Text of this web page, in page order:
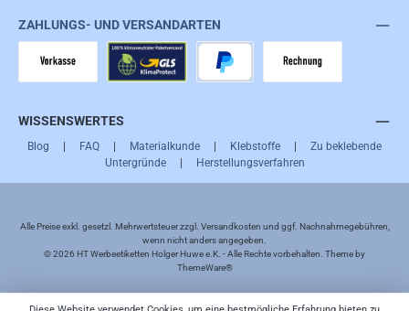
ZAHLUNGS- UND VERSANDARTEN
WISSENSWERTES
Blog | FAQ | Materialkunde | Klebstoffe | Zu beklebende
Untergründe| Herstellungsverfahren
Alle Preise exkl. gesetzl. Mehrwertsteuer zzgl. Versandkosten und ggf. Nachnahmegebühren,
wenn nicht anders angegeben.
© 2026 HT Werbeetiketten Holger Huwe e.K. - Alle Rechte vorbehalten. Theme by
ThemeWare®